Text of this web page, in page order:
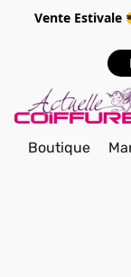
Vente Estivale
Boutique